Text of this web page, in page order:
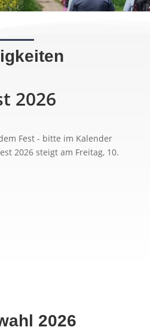
2026
Fest - bitte im Kalender
2026 steigt am Freitag, 10.
2026